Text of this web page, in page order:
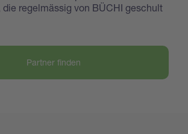
die regelmässig von BÜCHI geschult
Partner finden